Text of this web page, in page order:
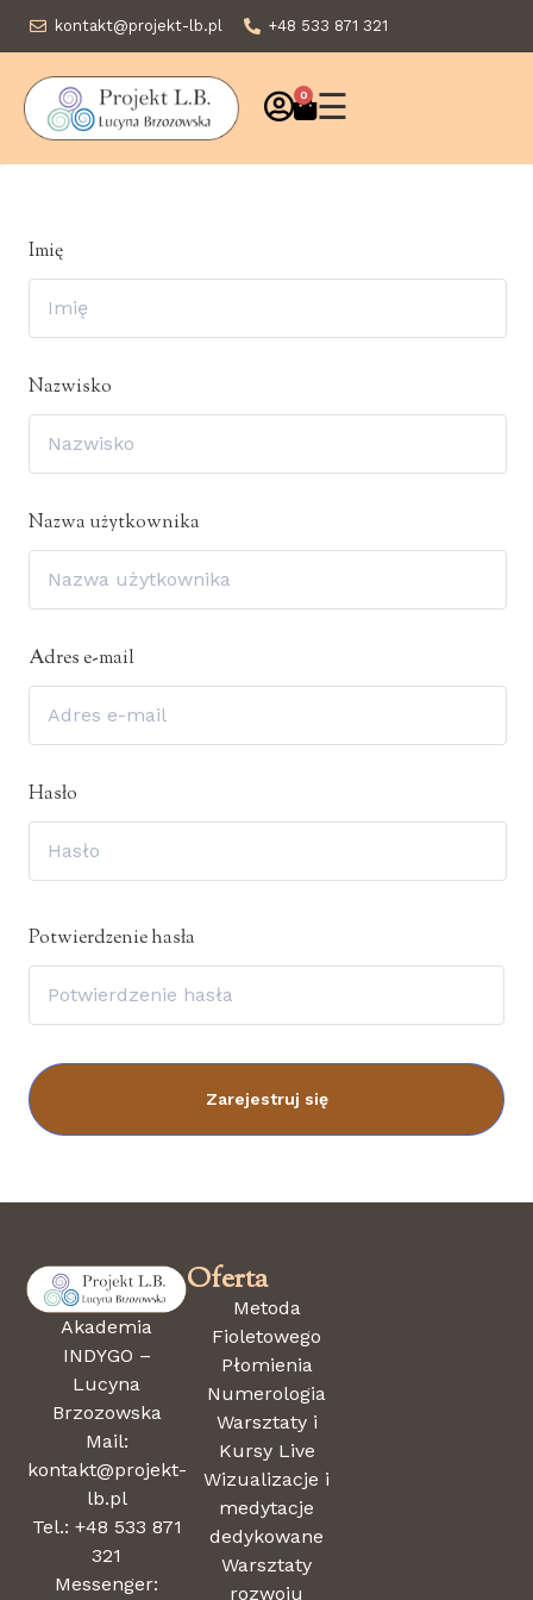
kontakt@projekt-lb.pl +48 533 871 321
0 ☰
Imię
Nazwisko
Nazwa użytkownika
Adres e-mail
Hasło
Potwierdzenie hasła
Zarejestruj się
Akademia
INDYGO –
Lucyna
Brzozowska
Mail:
kontakt@projekt-
lb.pl
Tel.: +48 533 871
321
Messenger:
Oferta
Metoda
Fioletowego
Płomienia
Numerologia
Warsztaty i
Kursy Live
Wizualizacje i
medytacje
dedykowane
Warsztaty
rozwoju